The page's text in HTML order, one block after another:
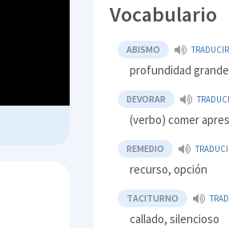
Vocabulario
ABISMO TRADUCIR
profundidad
DEVORAR
(verbo) comer
REMEDIO
recurso, opción
TACITURNO
callado, silencioso